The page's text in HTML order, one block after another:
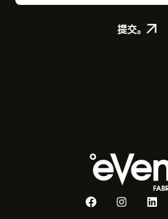
提交。